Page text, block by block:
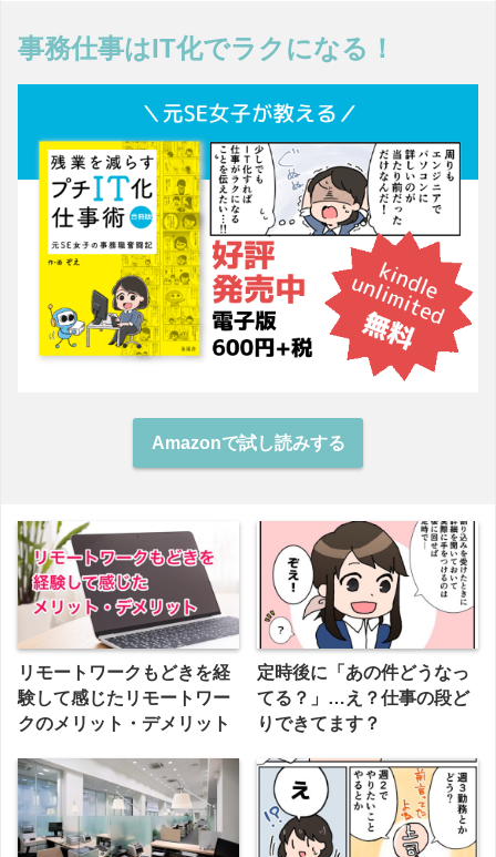
事務仕事はIT化でラクになる！
Amazonで試し読みする
リモートワークもどきを経
験して感じたリモートワー
クのメリット・デメリット
定時後に「あの件どうなっ
てる？」…え？仕事の段ど
りできてます？